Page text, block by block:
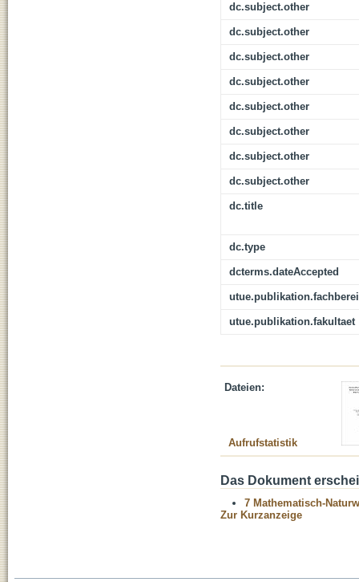
dc.subject.other
dc.subject.other
dc.subject.other
dc.subject.other
dc.subject.other
dc.subject.other
dc.subject.other
dc.subject.other
dc.title
dc.type
dcterms.dateAccepted
utue.publikation.fakultaet
Dateien:
Aufrufstatistik
Das Dokument
7 Mathematisch-
Zur Kurzanzeige